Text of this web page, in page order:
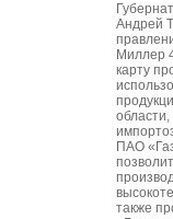
Андрей
Миллер
карту
ПАО
также